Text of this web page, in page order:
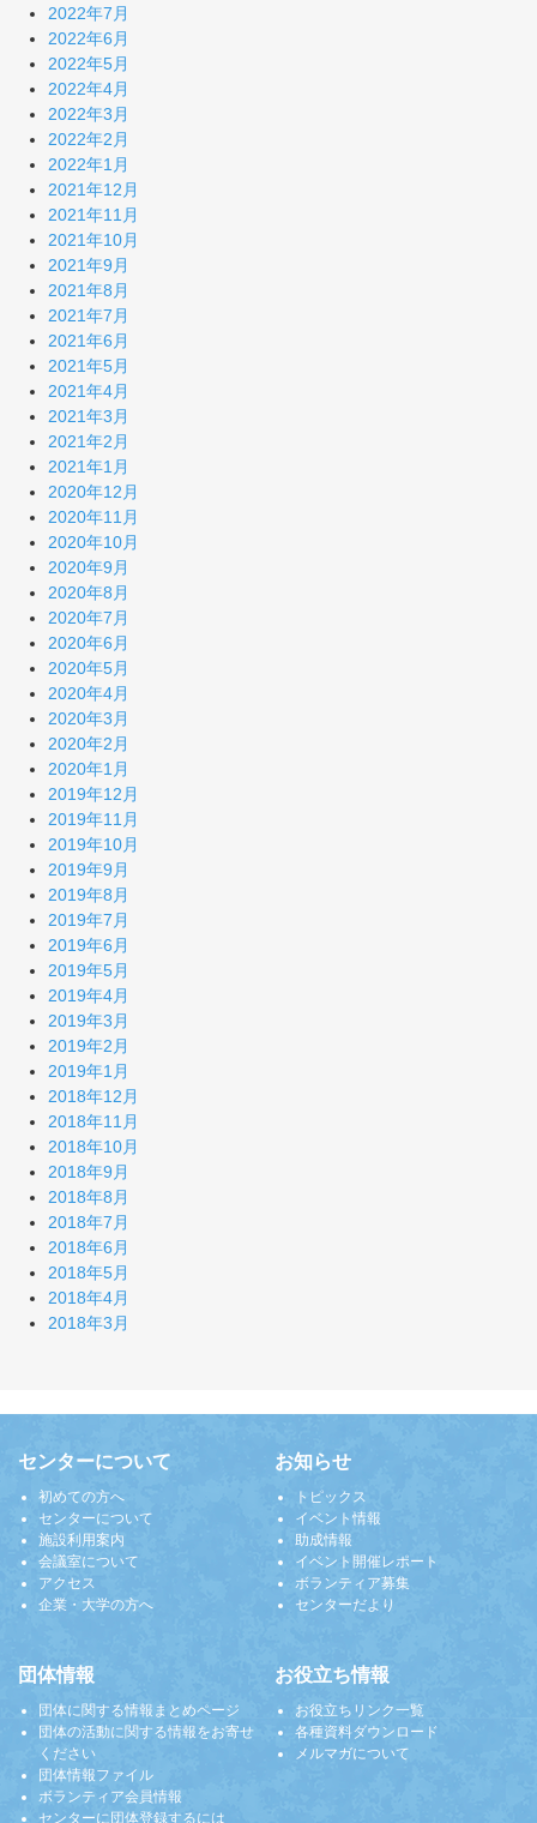
2022年7月
2022年6月
2022年5月
2022年4月
2022年3月
2022年2月
2022年1月
2021年12月
2021年11月
2021年10月
2021年9月
2021年8月
2021年7月
2021年6月
2021年5月
2021年4月
2021年3月
2021年2月
2021年1月
2020年12月
2020年11月
2020年10月
2020年9月
2020年8月
2020年7月
2020年6月
2020年5月
2020年4月
2020年3月
2020年2月
2020年1月
2019年12月
2019年11月
2019年10月
2019年9月
2019年8月
2019年7月
2019年6月
2019年5月
2019年4月
2019年3月
2019年2月
2019年1月
2018年12月
2018年11月
2018年10月
2018年9月
2018年8月
2018年7月
2018年6月
2018年5月
2018年4月
2018年3月
センターについて
初めての方へ
センターについて
施設利用案内
会議室について
アクセス
企業・大学の方へ
お知らせ
トピックス
イベント情報
助成情報
イベント開催レポート
ボランティア募集
センターだより
団体情報
団体に関する情報まとめページ
団体の活動に関する情報をお寄せ
ください
団体情報ファイル
ボランティア会員情報
センターに団体登録するには
お役立ち情報
お役立ちリンク一覧
各種資料ダウンロード
メルマガについて